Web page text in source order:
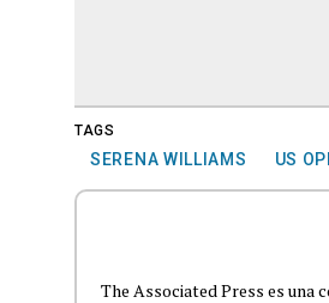
TAGS
SERENA WILLIAMS US
The Associated Press es una